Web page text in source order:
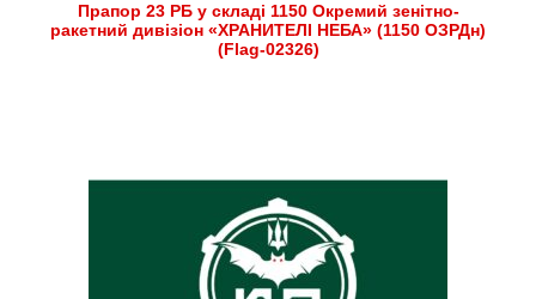
Прапор 23 РБ у складі 1150 Окремий зенітно-
ракетний дивізіон «ХРАНИТЕЛІ НЕБА» (1150 ОЗРДн)
(Flag-02326)